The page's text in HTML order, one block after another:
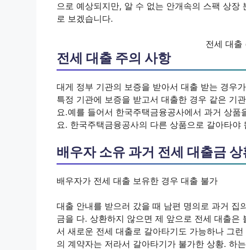
으로 예상되지만, 알 수 없는 안개속의 스팩 상장
로 보겠습니다.
전세 대출
전세 대출 주의 사항
대게 정부 기관의 보증을 받아서 대출 받는 경우
특정 기관에 보증을 받고서 대출한 경우 같은 기
요.예를 들어서 한국주택금융공사에서 과거 상
요. 한국주택금융공사의 다른 상품으로 갈아타야
배우자 소유 과거 전세 대출금 상
배우자가 전세 대출 보유한 경우 대출 불가
대출 안내를 받으러 갔을 때 남편 명의로 과거 집
금을 다. 상환하지 않으면 제 앞으로 전세 대출은
서 새로운 전세 대출로 갈아타기도 가능하나 그
의 계약자는 저라서 갈아타기가 불가한 상황. 하